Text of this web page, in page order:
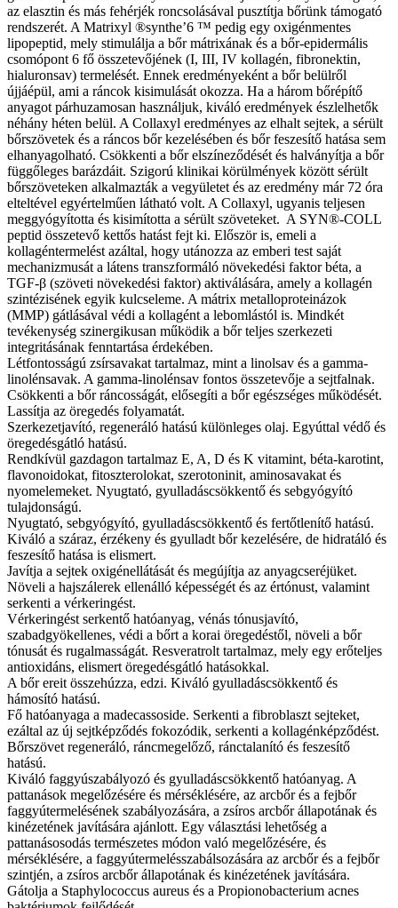
az elasztin és más fehérjék roncsolásával pusztítja bőrünk támogató
rendszerét. A Matrixyl ®synthe’6 ™ pedig egy oxigénmentes
lipopeptid, mely stimulálja a bőr mátrixának és a bőr-epidermális
csomópont 6 fő összetevőjének (I, III, IV kollagén, fibronektin,
hialuronsav) termelését. Ennek eredményeként a bőr belülről
újjáépül, ami a ráncok kisimulását okozza. Ha a három bőrépítő
anyagot párhuzamosan használjuk, kiváló eredmények észlelhetők
néhány héten belül. A Collaxyl eredményes az elhalt sejtek, a sérült
bőrszövetek és a ráncos bőr kezelésében és bőr feszesítő hatása sem
elhanyagolható. Csökkenti a bőr elszíneződését és halványítja a bőr
függőleges barázdáit. Szigorú klinikai körülmények között sérült
bőrszöveteken alkalmazták a vegyületet és az eredmény már 72 óra
elteltével egyértelműen látható volt. A Collaxyl, ugyanis teljesen
meggyógyította és kisimította a sérült szöveteket. A SYN®-COLL
peptid összetevő kettős hatást fejt ki. Először is, emeli a
kollagéntermelést azáltal, hogy utánozza az emberi test saját
mechanizmusát a látens transzformáló növekedési faktor béta, a
TGF-β (szöveti növekedési faktor) aktiválására, amely a kollagén
szintézisének egyik kulcseleme. A mátrix metalloproteinázok
(MMP) gátlásával védi a kollagént a lebomlástól is. Mindkét
tevékenység szinergikusan működik a bőr teljes szerkezeti
integritásának fenntartása érdekében.
Létfontosságú zsírsavakat tartalmaz, mint a linolsav és a gamma-
linolénsavak. A gamma-linolénsav fontos összetevője a sejtfalnak.
Csökkenti a bőr ráncosságát, elősegíti a bőr egészséges működését.
Lassítja az öregedés folyamatát.
Szerkezetjavító, regeneráló hatású különleges olaj. Egyúttal védő és
öregedésgátló hatású.
Rendkívül gazdagon tartalmaz E, A, D és K vitamint, béta-karotint,
flavonoidokat, fitoszterolokat, szerotoninit, aminosavakat és
nyomelemeket. Nyugtató, gyulladáscsökkentő és sebgyógyító
tulajdonságú.
Nyugtató, sebgyógyító, gyulladáscsökkentő és fertőtlenítő hatású.
Kiváló a száraz, érzékeny és gyulladt bőr kezelésére, de hidratáló és
feszesítő hatása is elismert.
Javítja a sejtek oxigénellátását és megújítja az anyagcseréjüket.
Növeli a hajszálerek ellenálló képességét és az értónust, valamint
serkenti a vérkeringést.
Vérkeringést serkentő hatóanyag, vénás tónusjavító,
szabadgyökellenes, védi a bőrt a korai öregedéstől, növeli a bőr
tónusát és rugalmasságát. Resveratrolt tartalmaz, mely egy erőteljes
antioxidáns, elismert öregedésgátló hatásokkal.
A bőr ereit összehúzza, edzi. Kiváló gyulladáscsökkentő és
hámosító hatású.
Fő hatóanyaga a madecassoside. Serkenti a fibroblaszt sejteket,
ezáltal az új sejtképződés fokozódik, serkenti a kollagénképződést.
Bőrszövet regeneráló, ráncmegelőző, ránctalanító és feszesítő
hatású.
Kiváló faggyúszabályozó és gyulladáscsökkentő hatóanyag. A
pattanások megelőzésére és mérséklésére, az arcbőr és a fejbőr
faggyútermelésének szabályozására, a zsíros arcbőr állapotának és
kinézetének javítására ajánlott. Egy választási lehetőség a
pattanásosodás természetes módon való megelőzésére, és
mérséklésére, a faggyútermelésszabálsozására az arcbőr és a fejbőr
szintjén, a zsíros arcbőr állapotának és kinézetének javítására.
Gátolja a Staphylococcus aureus és a Propionobacterium acnes